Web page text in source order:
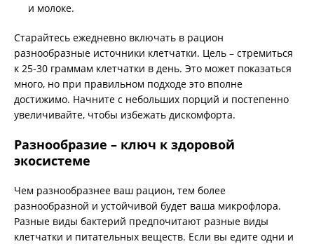
и молоке.
Старайтесь ежедневно включать в рацион
разнообразные источники клетчатки. Цель – стремиться
к 25-30 граммам клетчатки в день. Это может показаться
много, но при правильном подходе это вполне
достижимо. Начните с небольших порций и постепенно
увеличивайте, чтобы избежать дискомфорта.
Разнообразие – ключ к здоровой
экосистеме
Чем разнообразнее ваш рацион, тем более
разнообразной и устойчивой будет ваша микрофлора.
Разные виды бактерий предпочитают разные виды
клетчатки и питательных веществ. Если вы едите одни и